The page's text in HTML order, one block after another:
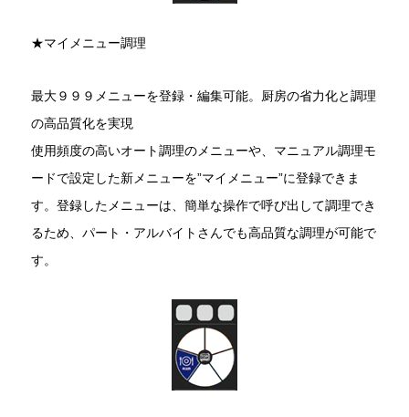
★マイメニュー調理
最大９９９メニューを登録・編集可能。厨房の省力化と調理
の高品質化を実現
使用頻度の高いオート調理のメニューや、マニュアル調理モ
ードで設定した新メニューを”マイメニュー”に登録できま
す。登録したメニューは、簡単な操作で呼び出して調理でき
るため、パート・アルバイトさんでも高品質な調理が可能で
す。